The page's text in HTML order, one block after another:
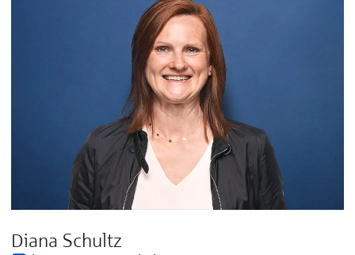
Diana Schultz